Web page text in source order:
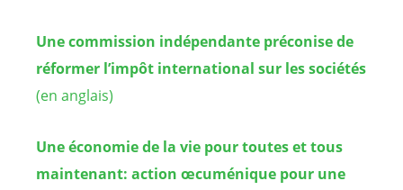
Une commission indépendante préconise de
réformer l’impôt international sur les sociétés
(en anglais)
Une économie de la vie pour toutes et tous
maintenant: action œcuménique pour une